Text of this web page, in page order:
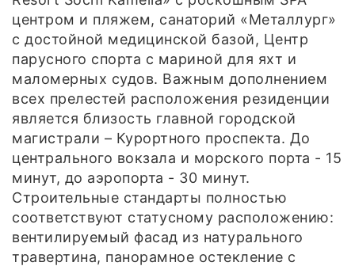
центром и пляжем, санаторий «Металлург»
с достойной медицинской базой, Центр
парусного спорта с мариной для яхт и
маломерных судов. Важным дополнением
всех прелестей расположения резиденции
является близость главной городской
магистрали – Курортного проспекта. До
центрального вокзала и морского порта - 15
минут, до аэропорта - 30 минут.
Строительные стандарты полностью
соответствуют статусному расположению:
вентилируемый фасад из натурального
травертина, панорамное остекление с